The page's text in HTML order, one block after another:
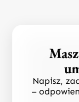
Napisz,
–